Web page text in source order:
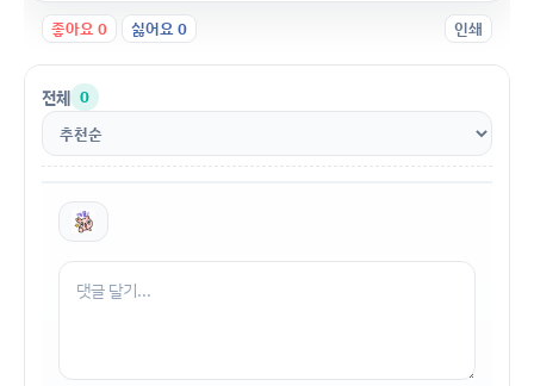
좋아요0 싫어요0 인쇄
전체 0